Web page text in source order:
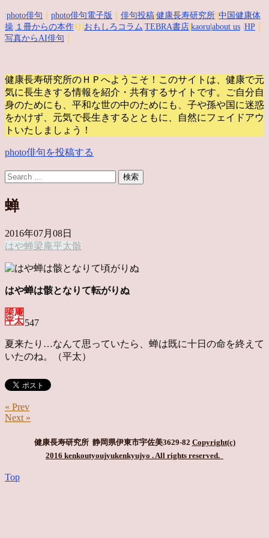
photo俳句 photo俳句電子版 俳句投稿 健康長寿研究所 中国健康体
操 １冊からの本作 り| おもしろコラム TEBRA書店 kaoru |about us HP
写真からAI俳句
健康長寿研究所のＨＰへようこそ！このサイトは、健康で元
気に長生きする情報を紹介・共有するサイトです。
ご自分自
身のためにも、平和な世の中のためにも、子や孫や国に迷惑
をかけず、元気で長生きするとともに、自然にフェイドアウ
トいたしましょう！
photo俳句を投稿する
蝉
2016年07月08日
はや蝉梁庵平太骸
はや蝉は骸となりて転がりぬ
547
夏来たり…なんて思っていたら、蝉は既に十日の命を終えて
いたのね。（平太）
« Prev
Next »
健康長寿研究所 静岡県伊東市宇佐美3629-82 Copyright(c)
2016 kenkoutyoujyukenkyujyo . All rights reserved.
Top